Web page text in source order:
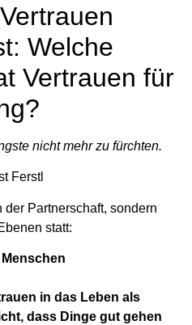
Welche
Vertrauen für
nicht mehr zu fürchten.
Ferstl
Partnerschaft, sondern
statt:
in das Leben als
dass Dinge gut gehen